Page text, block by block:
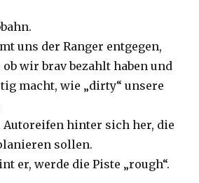
uns der Ranger entgegen,
wir brav bezahlt haben und
macht, wie „dirty“ unsere
hinter sich her, die
sollen.
er, werde die Piste „rough“.